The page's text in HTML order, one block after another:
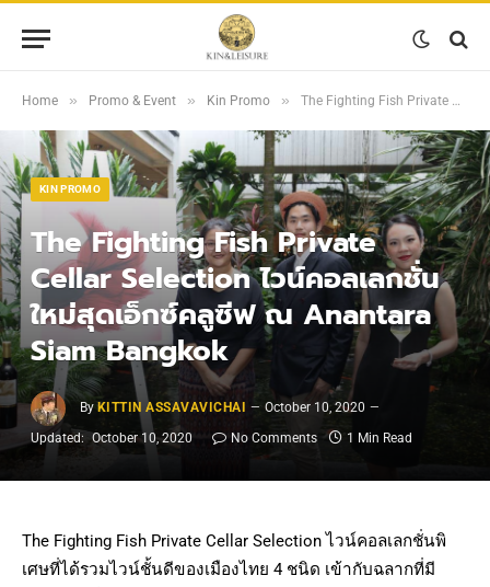
Home » Promo & Event » Kin Promo » The Fighting Fish Private Cellar Selection ไวน์คอลเลกชั่นใหม่สุดเอ็กซ์คลูซีฟ ณ Anantara Siam Bangkok
KIN PROMO
The Fighting Fish Private
Cellar Selection ไวน์คอลเลกชั่น
ใหม่สุดเอ็กซ์คลูซีฟ ณ Anantara
Siam Bangkok
By KITTIN ASSAVAVICHAI
October 10, 2020
Updated: October 10, 2020 No Comments 1 Min Read
The Fighting Fish Private Cellar Selection ไวน์คอลเลกชั่นพิ
เศษที่ได้รวมไวน์ชั้นดีของเมืองไทย 4 ชนิด เข้ากับฉลากที่มี